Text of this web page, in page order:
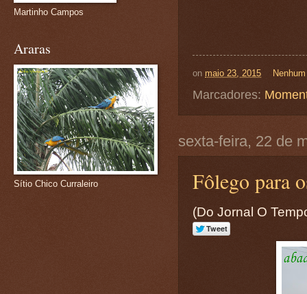
on maio 23, 2015
Marcadores:
sexta-feira, 22 de
Fôlego para
(Do Jornal O
Martinho Campos
Araras
Sítio Chico Curraleiro